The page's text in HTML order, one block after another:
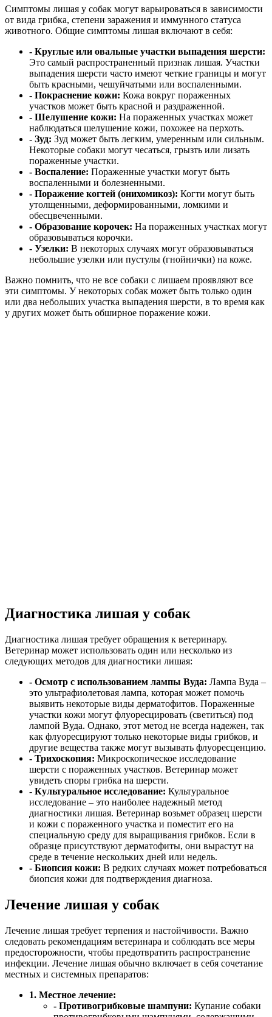
Симптомы лишая у собак могут варьироваться в зависимости
от вида грибка, степени заражения и иммунного статуса
животного. Общие симптомы лишая включают в себя:
- Круглые или овальные участки выпадения шерсти:
Это самый распространенный признак лишая. Участки
выпадения шерсти часто имеют четкие границы и могут
быть красными, чешуйчатыми или воспаленными.
- Покраснение кожи: Кожа вокруг пораженных
участков может быть красной и раздраженной.
- Шелушение кожи: На пораженных участках может
наблюдаться шелушение кожи, похожее на перхоть.
- Зуд: Зуд может быть легким, умеренным или сильным.
Некоторые собаки могут чесаться, грызть или лизать
пораженные участки.
- Воспаление: Пораженные участки могут быть
воспаленными и болезненными.
- Поражение когтей (онихомикоз): Когти могут быть
утолщенными, деформированными, ломкими и
обесцвеченными.
- Образование корочек: На пораженных участках могут
образовываться корочки.
- Узелки: В некоторых случаях могут образовываться
небольшие узелки или пустулы (гнойнички) на коже.
Важно помнить, что не все собаки с лишаем проявляют все
эти симптомы. У некоторых собак может быть только один
или два небольших участка выпадения шерсти, в то время как
у других может быть обширное поражение кожи.
Диагностика лишая у собак
Диагностика лишая требует обращения к ветеринару.
Ветеринар может использовать один или несколько из
следующих методов для диагностики лишая:
- Осмотр с использованием лампы Вуда: Лампа Вуда –
это ультрафиолетовая лампа, которая может помочь
выявить некоторые виды дерматофитов. Пораженные
участки кожи могут флуоресцировать (светиться) под
лампой Вуда. Однако, этот метод не всегда надежен, так
как флуоресцируют только некоторые виды грибков, и
другие вещества также могут вызывать флуоресценцию.
- Трихоскопия: Микроскопическое исследование
шерсти с пораженных участков. Ветеринар может
увидеть споры грибка на шерсти.
- Культуральное исследование: Культуральное
исследование – это наиболее надежный метод
диагностики лишая. Ветеринар возьмет образец шерсти
и кожи с пораженного участка и поместит его на
специальную среду для выращивания грибков. Если в
образце присутствуют дерматофиты, они вырастут на
среде в течение нескольких дней или недель.
- Биопсия кожи: В редких случаях может потребоваться
биопсия кожи для подтверждения диагноза.
Лечение лишая у собак
Лечение лишая требует терпения и настойчивости. Важно
следовать рекомендациям ветеринара и соблюдать все меры
предосторожности, чтобы предотвратить распространение
инфекции. Лечение лишая обычно включает в себя сочетание
местных и системных препаратов:
1. Местное лечение:
- Противогрибковые шампуни: Купание собаки